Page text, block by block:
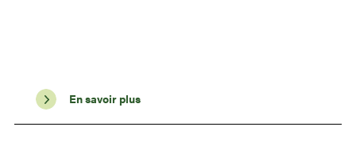
En savoir plus